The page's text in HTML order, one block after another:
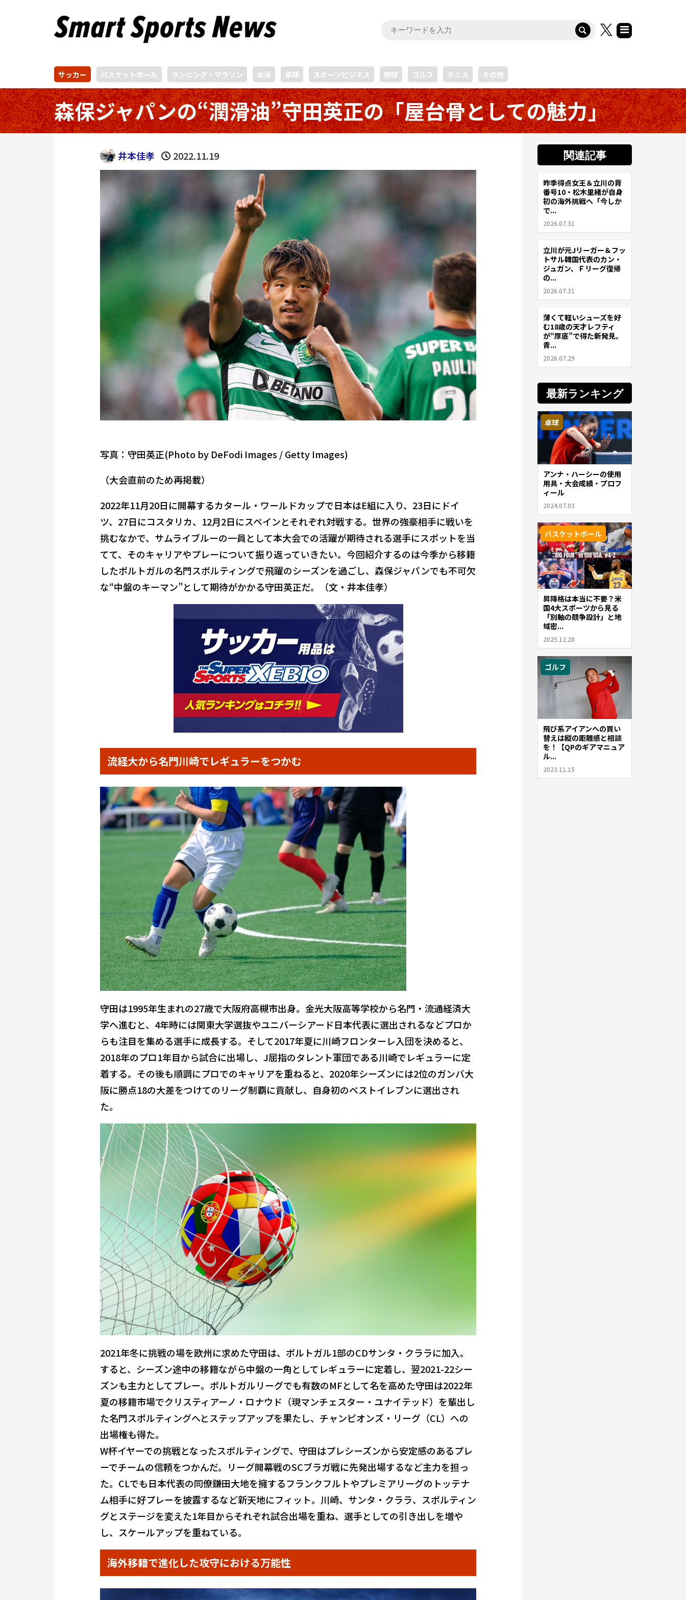
サッカー バスケットボール ランニング・マラソン 水泳 卓球 スポーツビジネス 野球 ゴルフ テニス その他
森保ジャパンの“潤滑油”守田英正の「屋台骨としての魅力」
井本佳孝 2022.11.19
写真：守田英正(Photo by DeFodi Images / Getty Images)
（大会直前のため再掲載）
2022年11月20日に開幕するカタール・ワールドカップで日本はE組に入り、23日にドイ
ツ、27日にコスタリカ、12月2日にスペインとそれぞれ対戦する。世界の強豪相手に戦いを
挑むなかで、サムライブルーの一員として本大会での活躍が期待される選手にスポットを当
てて、そのキャリアやプレーについて振り返っていきたい。今回紹介するのは今季から移籍
したポルトガルの名門スポルティングで飛躍のシーズンを過ごし、森保ジャパンでも不可欠
な“中盤のキーマン”として期待がかかる守田英正だ。（文・井本佳孝）
流経大から名門川崎でレギュラーをつかむ
守田は1995年生まれの27歳で大阪府高槻市出身。金光大阪高等学校から名門・流通経済大
学へ進むと、4年時には関東大学選抜やユニバーシアード日本代表に選出されるなどプロか
らも注目を集める選手に成長する。そして2017年夏に川崎フロンターレ入団を決めると、
2018年のプロ1年目から試合に出場し、J屈指のタレント軍団である川崎でレギュラーに定
着する。その後も順調にプロでのキャリアを重ねると、2020年シーズンには2位のガンバ大
阪に勝点18の大差をつけてのリーグ制覇に貢献し、自身初のベストイレブンに選出され
た。
2021年冬に挑戦の場を欧州に求めた守田は、ポルトガル1部のCDサンタ・クララに加入。
すると、シーズン途中の移籍ながら中盤の一角としてレギュラーに定着し、翌2021-22シー
ズンも主力としてプレー。ポルトガルリーグでも有数のMFとして名を高めた守田は2022年
夏の移籍市場でクリスティアーノ・ロナウド（現マンチェスター・ユナイテッド）を輩出し
た名門スポルティングへとステップアップを果たし、チャンピオンズ・リーグ（CL）への
出場権も得た。
W杯イヤーでの挑戦となったスポルティングで、守田はプレシーズンから安定感のあるプレ
ーでチームの信頼をつかんだ。リーグ開幕戦のSCブラガ戦に先発出場するなど主力を担っ
た。CLでも日本代表の同僚鎌田大地を擁するフランクフルトやプレミアリーグのトッテナ
ム相手に好プレーを披露するなど新天地にフィット。川崎、サンタ・クララ、スポルティン
グとステージを変えた1年目からそれぞれ試合出場を重ね、選手としての引き出しを増や
し、スケールアップを重ねている。
海外移籍で進化した攻守における万能性
関連記事
サッカー
昨季得点女王＆立川の背
番号10・松木里緒が自身
初の海外挑戦へ「今しか
で...
2026.07.31
サッカー
立川が元Jリーガー＆フッ
トサル韓国代表のカン・
ジュガン、Ｆリーグ復帰
の...
2026.07.31
サッカー
薄くて軽いシューズを好
む18歳の天才レフティ
が“厚底”で得た新発見。
青...
2026.07.29
最新ランキング
卓球
アンナ・ハーシーの使用
用具・大会成績・プロフ
ィール
2024.07.03
バスケットボール
昇降格は本当に不要？米
国4大スポーツから見る
「別軸の競争設計」と地
域密...
2025.12.28
ゴルフ
飛び系アイアンへの買い
替えは縦の距離感と相談
を！【QPのギアマニュア
ル...
2023.11.15